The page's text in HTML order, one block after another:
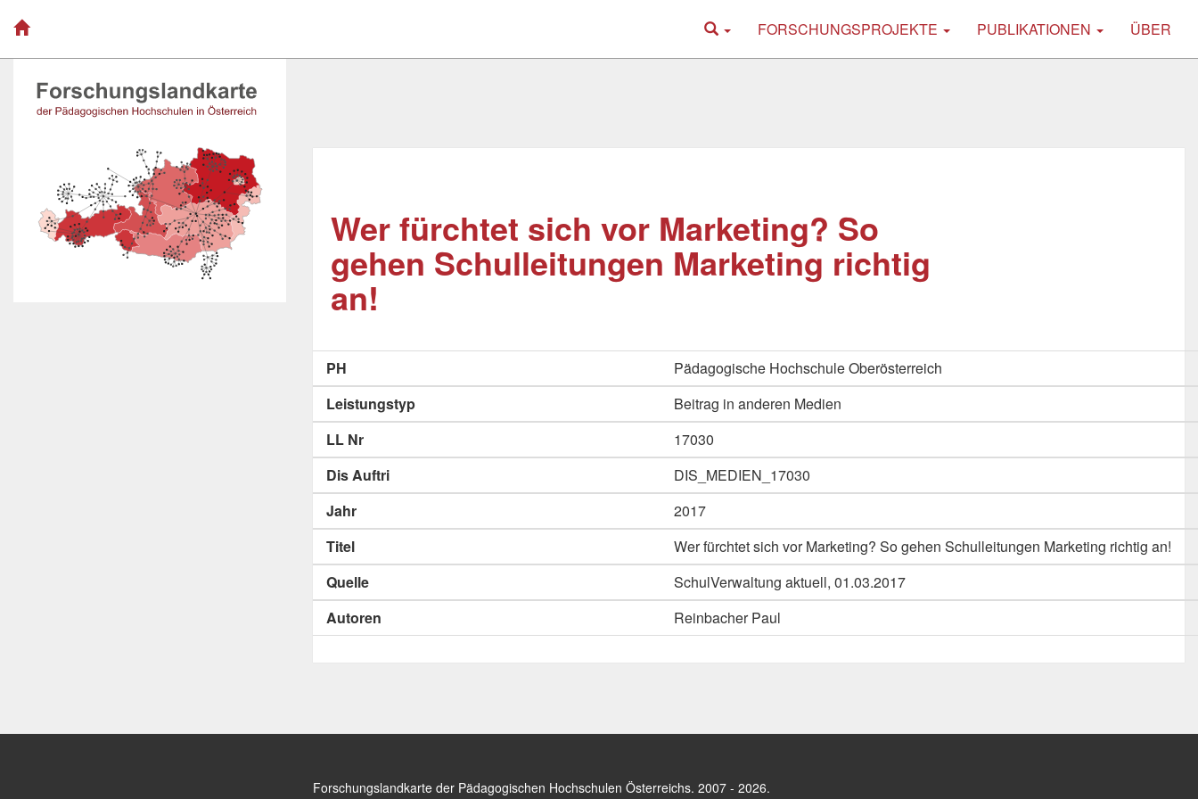
FORSCHUNGSPROJEKTE PUBLIKATIONEN ÜBER
Wer fürchtet sich vor Marketing? So
gehen Schulleitungen Marketing richtig
an!
PH
Pädagogische Hochschule Oberösterreich
Leistungstyp
Beitrag in anderen Medien
LL Nr
17030
Dis Auftri
DIS_MEDIEN_17030
Jahr
2017
Titel
Wer fürchtet sich vor Marketing? So gehen Schulleitungen Marketing richtig an!
Quelle
SchulVerwaltung aktuell, 01.03.2017
Autoren
Reinbacher Paul
Forschungslandkarte der Pädagogischen Hochschulen Österreichs. 2007 - 2026.